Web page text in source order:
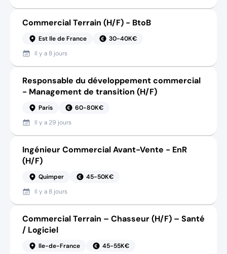
Commercial Terrain (H/F) - BtoB
Est Ile de France
30-40K€
Il y a 8 jours
Responsable du développement commercial
- Management de transition (H/F)
Paris
60-80K€
Il y a 29 jours
Ingénieur Commercial Avant-Vente - EnR
(H/F)
Quimper
45-50K€
Il y a 8 jours
Commercial Terrain – Chasseur (H/F) – Santé
/ Logiciel
Ile-de-France 45-55K€